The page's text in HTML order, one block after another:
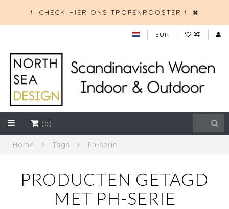
!! CHECK HIER ONS TROPENROOSTER !!
EUR
(0)
Home Tags Ph-serie
PRODUCTEN GETAGD
MET PH-SERIE